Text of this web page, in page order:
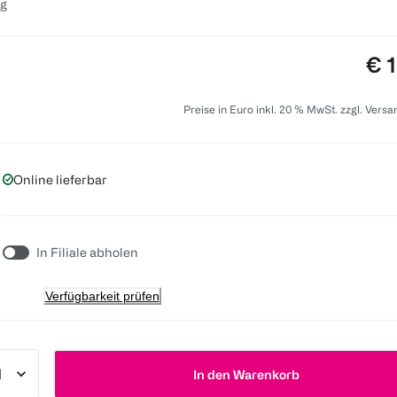
€
Preise in Euro inkl. 20 % MwSt. zzgl.
Online lieferbar
In Filiale abholen
Verfügbarkeit prüfen
In den Warenkorb